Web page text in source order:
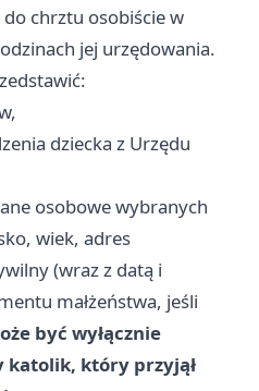
do chrztu osobiście w
jej urzędowania.
dziecka z Urzędu
osobowe wybranych
wiek, adres
(wraz z datą i
małżeństwa, jeśli
być wyłącznie
który przyjął